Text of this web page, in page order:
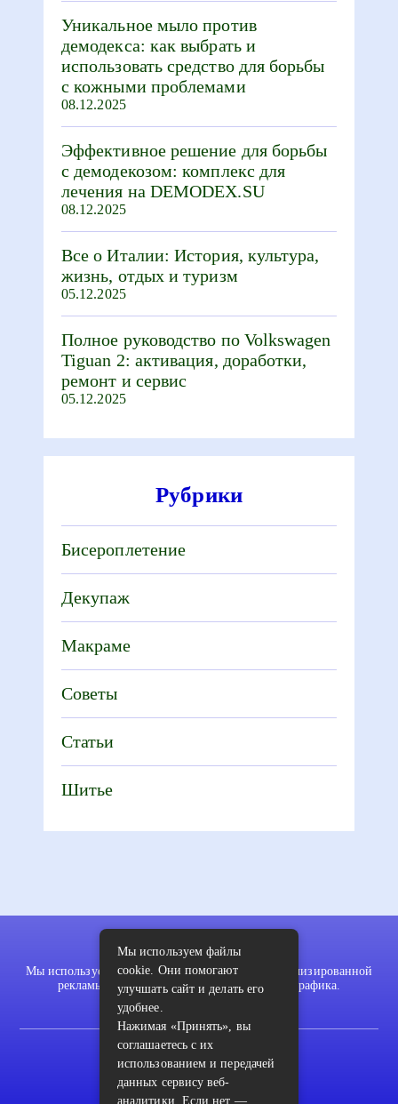
Уникальное мыло против
демодекса: как выбрать и
использовать средство для борьбы
с кожными проблемами
08.12.2025
Эффективное решение для борьбы
с демодекозом: комплекс для
лечения на DEMODEX.SU
08.12.2025
Все о Италии: История, культура,
жизнь, отдых и туризм
05.12.2025
Полное руководство по Volkswagen
Tiguan 2: активация, доработки,
ремонт и сервис
05.12.2025
Рубрики
Бисероплетение
Декупаж
Макраме
Советы
Статьи
Шитье
Мы используем файлы cookie для показа персонализированной
рекламы и/или контента и анализа нашего трафика.
Карта сайта
Мы используем файлы
cookie. Они помогают
улучшать сайт и делать его
удобнее.
Нажимая «Принять», вы
соглашаетесь с их
использованием и передачей
данных сервису веб-
аналитики. Если нет —